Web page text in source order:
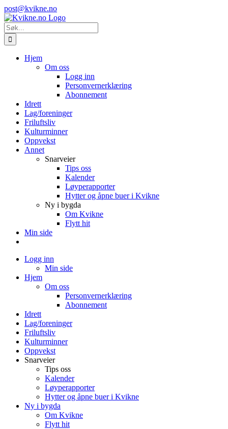
Skip
to
content
Instagram
E-
post
post@kvikne.no
Søk
etter:
Hjem
Om oss
Logg inn
Personvernerklæring
Abonnement
Idrett
Lag/foreninger
Friluftsliv
Kulturminner
Oppvekst
Annet
Snarveier
Tips oss
Kalender
Løyperapporter
Hytter og åpne buer i Kvikne
Ny i bygda
Om Kvikne
Flytt hit
Min side
Logg inn
Min side
Hjem
Om oss
Personvernerklæring
Abonnement
Idrett
Lag/foreninger
Friluftsliv
Kulturminner
Oppvekst
Snarveier
Tips oss
Kalender
Løyperapporter
Hytter og åpne buer i Kvikne
Ny i bygda
Om Kvikne
Flytt hit